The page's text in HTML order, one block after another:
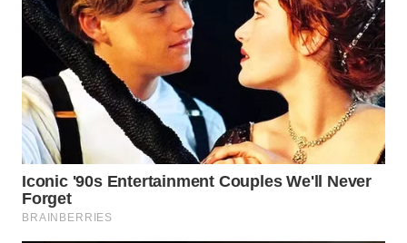
WN
PURWAKARTA
WN
PRIANGAN
TIMUR
WN
SEMARANG